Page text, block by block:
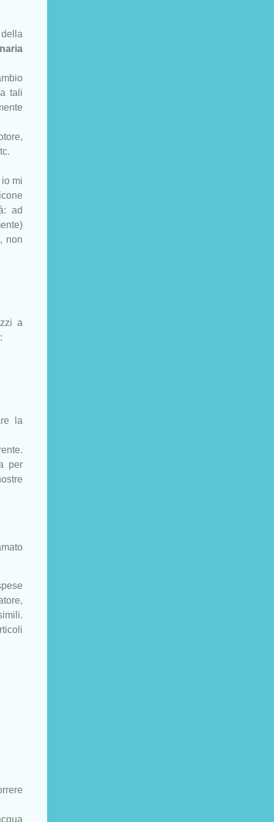
tali
mi
ad
non
a
la
per